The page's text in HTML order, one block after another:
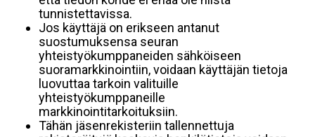
tunnistettavissa.
Jos käyttäjä on erikseen antanut
suostumuksensa seuran
yhteistyökumppaneiden sähköiseen
suoramarkkinointiin, voidaan käyttäjän tietoja
luovuttaa tarkoin valituille
yhteistyökumppaneille
markkinointitarkoituksiin.
Tähän jäsenrekisteriin tallennettuja